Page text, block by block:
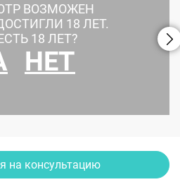
ВОЗМОЖЕН
18 ЛЕТ.
18 ЛЕТ?
НЕТ
на консультацию